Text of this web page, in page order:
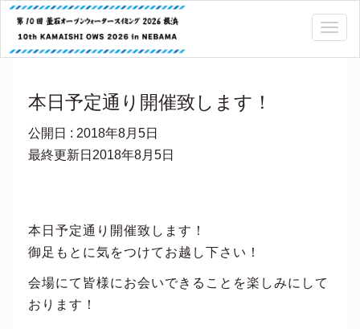
本日予定通り開催致します！
公開日 : 2018年8月5日
最終更新日2018年8月5日
本日予定通り開催致します！
御足もとに気をつけてお越し下さい！
会場にて皆様にお会いできることを楽しみにして
おります！